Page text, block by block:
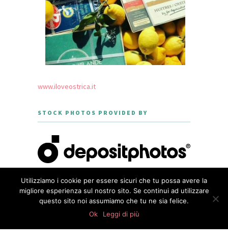
www.iloveostrica.it
STOCK PHOTOS PROVIDED BY
CREATED WITH LOVE BY GEISHA
GOURMET - THEME DESIGNED BY
MERIDIANTHEMES
Utilizziamo i cookie per essere sicuri che tu possa avere la
migliore esperienza sul nostro sito. Se continui ad utilizzare
questo sito noi assumiamo che tu ne sia felice.
Ok
Leggi di più